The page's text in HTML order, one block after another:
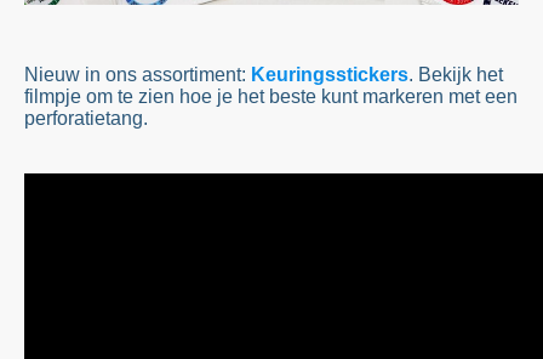
Nieuw in ons assortiment: Keuringsstickers. Bekijk het
filmpje om te zien hoe je het beste kunt markeren met een
perforatietang.